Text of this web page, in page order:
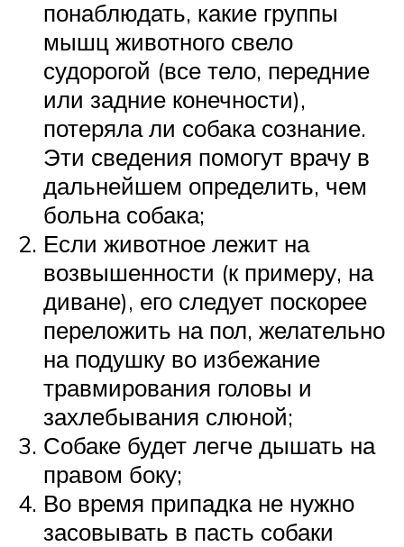
понаблюдать, какие группы
мышц животного свело
судорогой (все тело, передние
или задние конечности),
потеряла ли собака сознание.
Эти сведения помогут врачу в
дальнейшем определить, чем
больна собака;
Если животное лежит на
возвышенности (к примеру, на
диване), его следует поскорее
переложить на пол, желательно
на подушку во избежание
травмирования головы и
захлебывания слюной;
Собаке будет легче дышать на
правом боку;
Во время припадка не нужно
засовывать в пасть собаки